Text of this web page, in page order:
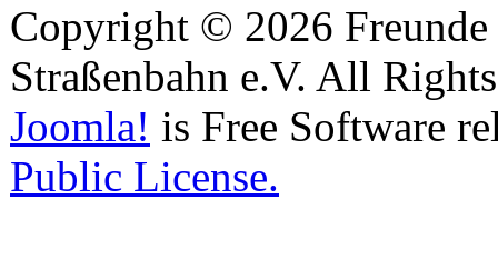
Copyright © 2026
Straßenbahn e.V. All
Joomla! is Free Software
Public License.